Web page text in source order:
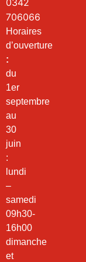
706066
Horaires
d’ouverture
:
du
1er
septembre
au
30
juin
:
lundi
–
samedi
09h30-
16h00
dimanche
et